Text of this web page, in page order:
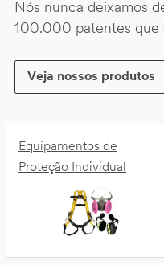
Nós nunca deixamos
100.000 patentes que
Veja nossos produtos
Equipamentos de
Proteção Individual